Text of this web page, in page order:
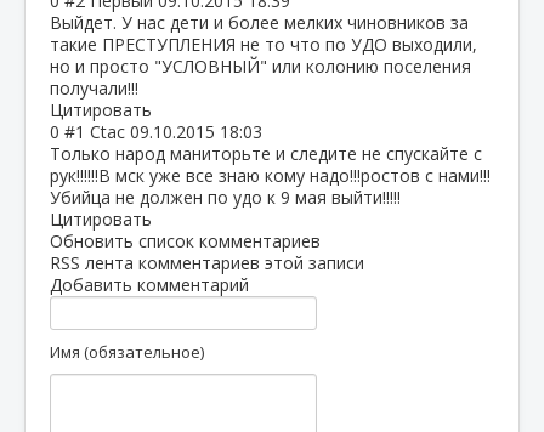
Выйдет. У нас дети и более мелких чиновников за
такие ПРЕСТУПЛЕНИЯ не то что по УДО выходили,
но и просто "УСЛОВНЫЙ" или колонию поселения
получали!!!
Цитировать
0 #1 Ctac 09.10.2015 18:03
Только народ маниторьте и следите не спускайте с
рук!!!!!!В мск уже все знаю кому надо!!!ростов с нами!!!
Убийца не должен по удо к 9 мая выйти!!!!!
Цитировать
Обновить список комментариев
RSS лента комментариев этой записи
Добавить комментарий
Имя (обязательное)